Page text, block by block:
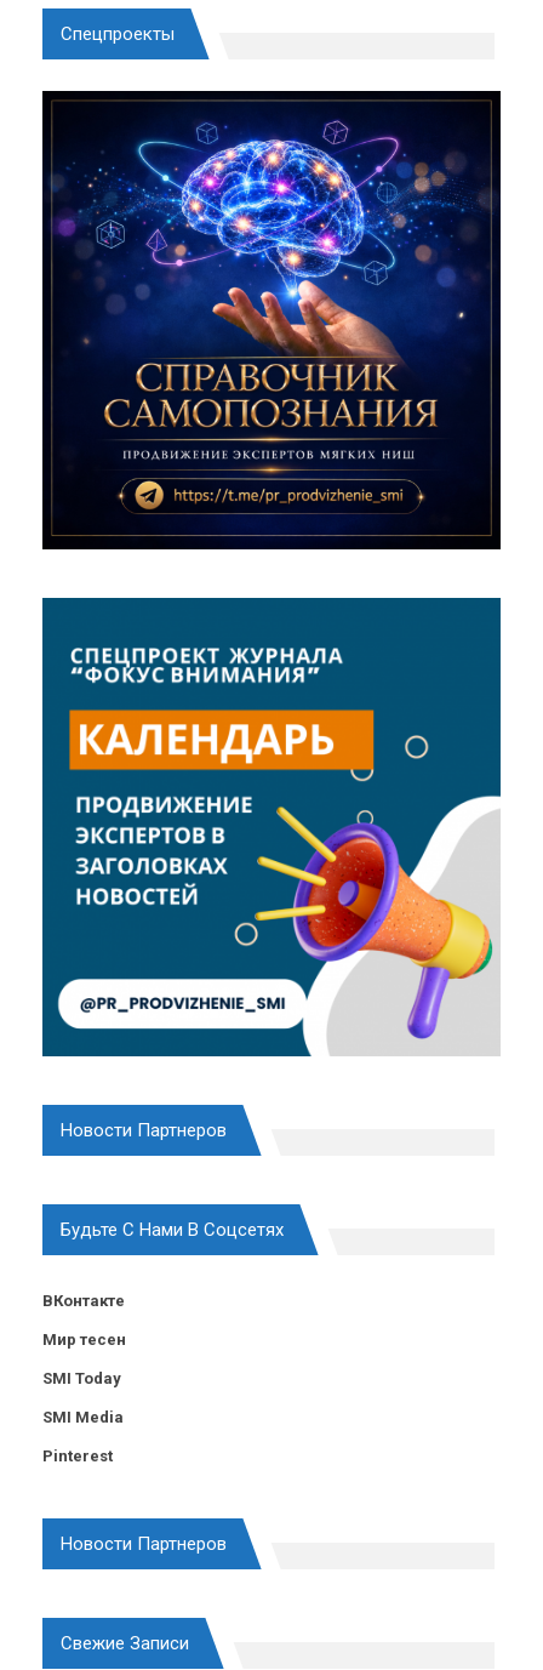
Спецпроекты
Новости Партнеров
Будьте С Нами В Соцсетях
ВКонтакте
Мир тесен
SMI Today
SMI Media
Pinterest
Новости Партнеров
Свежие Записи